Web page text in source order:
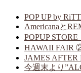
POP UP by
Americanaと
POPUP
HAWAII FAIR
JAMES
今週末より